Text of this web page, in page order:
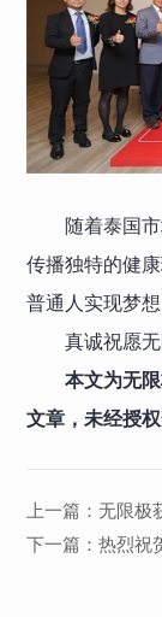
随着泰国
传播独特的健
普通人实现梦
真诚祝愿
本文为无
文章，未经授权
上一篇：无限极
下一篇：热烈祝